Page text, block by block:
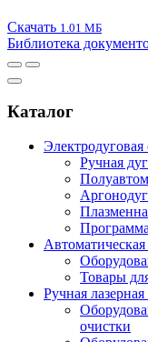
Скачать 1.01 МБ
Библиотека
Каталог
Электродуговая
Ручная
Программа
Товары
Ручная
очистки